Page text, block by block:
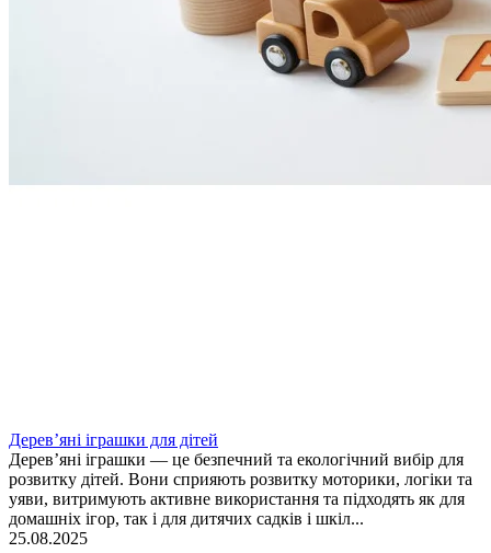
Дерев’яні іграшки для дітей
Дерев’яні іграшки — це безпечний та екологічний вибір для
розвитку дітей. Вони сприяють розвитку моторики, логіки та
уяви, витримують активне використання та підходять як для
домашніх ігор, так і для дитячих садків і шкіл...
25.08.2025